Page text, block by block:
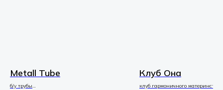
Metall Tube
б/у трубы
Клуб Она
клуб гармоничного материнства